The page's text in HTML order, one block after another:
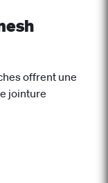
offrent une
jointure